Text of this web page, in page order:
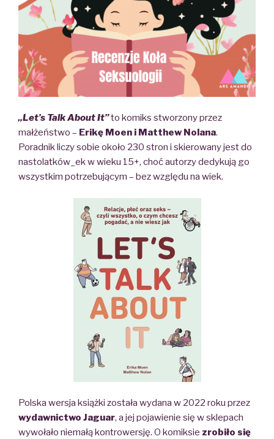
„Let’s Talk About It”to komiks stworzony przez
małżeństwo – Erikę Moen i Matthew Nolana.
Poradnik liczy sobie około 230 stron i skierowany jest do
nastolatków_ek w wieku 15+, choć autorzy dedykują go
wszystkim potrzebującym – bez względu na wiek.
Polska wersja książki została wydana w 2022 roku przez
wydawnictwo Jaguar, a jej pojawienie się w sklepach
wywołało niemałą kontrowersję. O komiksie zrobiło się